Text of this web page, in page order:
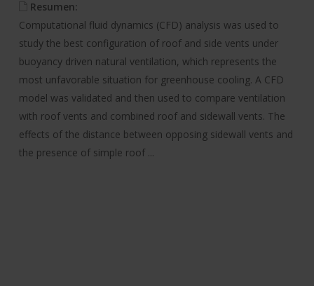
Resumen:
Computational fluid dynamics (CFD) analysis was used to
study the best configuration of roof and side vents under
buoyancy driven natural ventilation, which represents the
most unfavorable situation for greenhouse cooling. A CFD
model was validated and then used to compare ventilation
with roof vents and combined roof and sidewall vents. The
effects of the distance between opposing sidewall vents and
the presence of simple roof ...